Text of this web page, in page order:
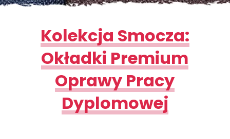
Kolekcja Smocza:
Okładki Premium
Oprawy Pracy
Dyplomowej